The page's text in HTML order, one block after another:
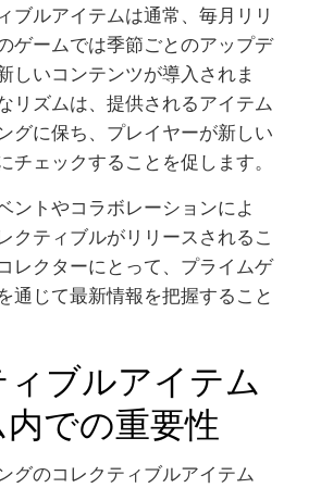
ブルアイテムは通常、毎月リリ
ゲームでは季節ごとのアップデ
しいコンテンツが導入されま
リズムは、提供されるアイテム
グに保ち、プレイヤーが新しい
チェックすることを促します。
ントやコラボレーションによ
クティブルがリリースされるこ
レクターにとって、プライムゲ
通じて最新情報を把握すること
ブルアイテム
での重要性
グのコレクティブルアイテム